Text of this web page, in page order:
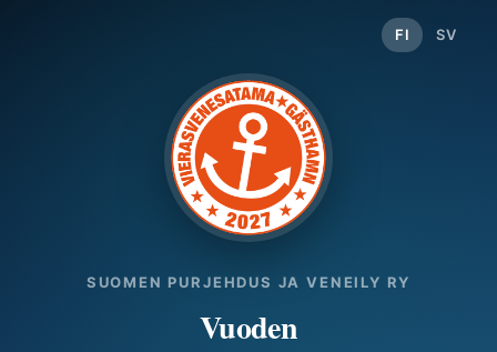
FI SV
SUOMEN PURJEHDUS JA VENEILY RY
Vuoden